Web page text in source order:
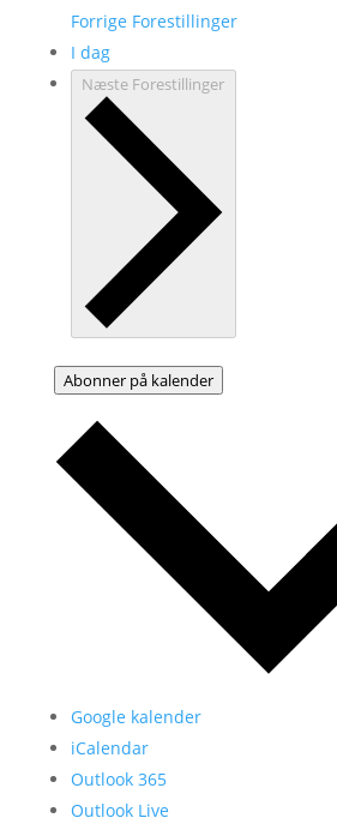
Forrige Forestillinger
I dag
Næste Forestillinger
Abonner på kalender
Google kalender
iCalendar
Outlook 365
Outlook Live